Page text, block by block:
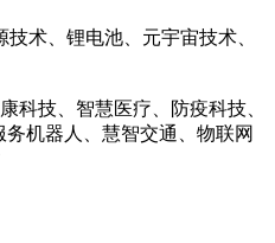
术、锂电池、元宇宙技术、
科技、智慧医疗、防疫科技、
机器人、慧智交通、物联网